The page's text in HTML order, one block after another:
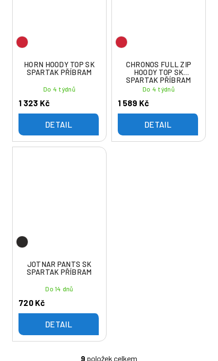
HORN HOODY TOP SK
SPARTAK PŘÍBRAM
Do 4 týdnů
1 323 Kč
DETAIL
CHRONOS FULL ZIP
HOODY TOP SK
SPARTAK PŘÍBRAM
Do 4 týdnů
1 589 Kč
DETAIL
JOTNAR PANTS SK
SPARTAK PŘÍBRAM
Do 14 dnů
720 Kč
DETAIL
9 položek celkem